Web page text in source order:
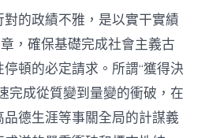
的政績不雅，是以實干實績
，確保基礎完成社會主義古
停頓的必定請求。所謂“獲得決
完成從質變到量變的衝破，在
德生涯等事關全局的計謀義